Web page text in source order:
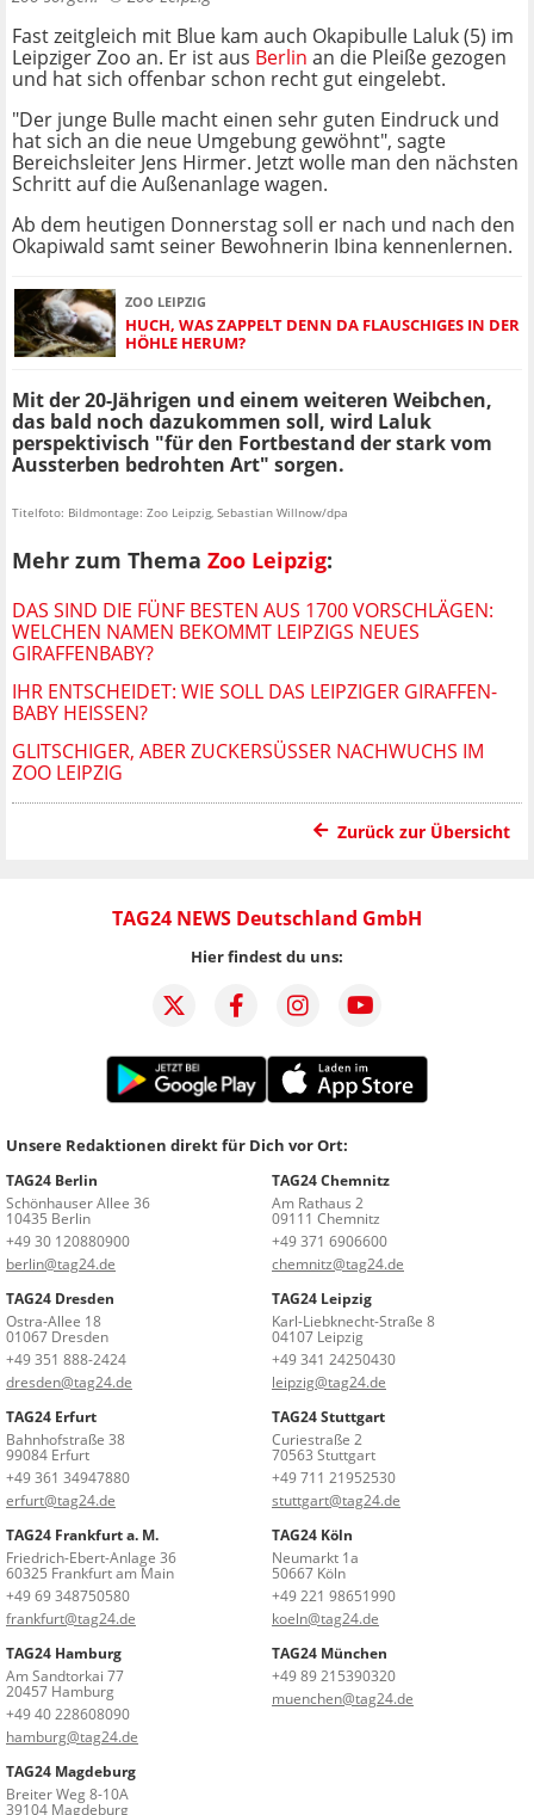
Fast zeitgleich mit Blue kam auch Okapibulle Laluk (5) im
Leipziger Zoo an. Er ist aus Berlin an die Pleiße gezogen
und hat sich offenbar schon recht gut eingelebt.
"Der junge Bulle macht einen sehr guten Eindruck und
hat sich an die neue Umgebung gewöhnt", sagte
Bereichsleiter Jens Hirmer. Jetzt wolle man den nächsten
Schritt auf die Außenanlage wagen.
Ab dem heutigen Donnerstag soll er nach und nach den
Okapiwald samt seiner Bewohnerin Ibina kennenlernen.
ZOO LEIPZIG
HUCH, WAS ZAPPELT DENN DA FLAUSCHIGES IN DER
HÖHLE HERUM?
Mit der 20-Jährigen und einem weiteren Weibchen,
das bald noch dazukommen soll, wird Laluk
perspektivisch "für den Fortbestand der stark vom
Aussterben bedrohten Art" sorgen.
Titelfoto: Bildmontage: Zoo Leipzig, Sebastian Willnow/dpa
Mehr zum Thema Zoo Leipzig:
DAS SIND DIE FÜNF BESTEN AUS 1700 VORSCHLÄGEN:
WELCHEN NAMEN BEKOMMT LEIPZIGS NEUES
GIRAFFENBABY?
IHR ENTSCHEIDET: WIE SOLL DAS LEIPZIGER GIRAFFEN-
BABY HEISSEN?
GLITSCHIGER, ABER ZUCKERSÜSSER NACHWUCHS IM Z
OO LEIPZIG
Zurück zur Übersicht
TAG24 NEWS Deutschland GmbH
Hier findest du uns:
Unsere Redaktionen direkt für Dich vor Ort:
TAG24 Berlin
Schönhauser Allee 36
10435 Berlin
+49 30 120880900
berlin@tag24.de
TAG24 Chemnitz
Am Rathaus 2
09111 Chemnitz
+49 371 6906600
chemnitz@tag24.de
TAG24 Dresden
Ostra-Allee 18
01067 Dresden
+49 351 888-2424
dresden@tag24.de
TAG24 Leipzig
Karl-Liebknecht-Straße 8
04107 Leipzig
+49 341 24250430
leipzig@tag24.de
TAG24 Erfurt
Bahnhofstraße 38
99084 Erfurt
+49 361 34947880
erfurt@tag24.de
TAG24 Stuttgart
Curiestraße 2
70563 Stuttgart
+49 711 21952530
stuttgart@tag24.de
TAG24 Frankfurt a. M.
Friedrich-Ebert-Anlage 36
60325 Frankfurt am Main
+49 69 348750580
frankfurt@tag24.de
TAG24 Köln
Neumarkt 1a
50667 Köln
+49 221 98651990
koeln@tag24.de
TAG24 Hamburg
Am Sandtorkai 77
20457 Hamburg
+49 40 228608090
hamburg@tag24.de
TAG24 München
+49 89 215390320
muenchen@tag24.de
TAG24 Magdeburg
Breiter Weg 8-10A
39104 Magdeburg